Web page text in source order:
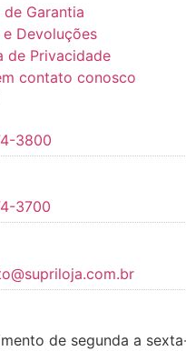
de Garantia
e Devoluções
de Privacidade
contato conosco
3800
3700
de segunda a